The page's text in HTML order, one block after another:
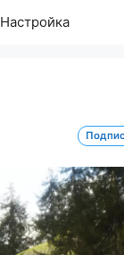
Настройка